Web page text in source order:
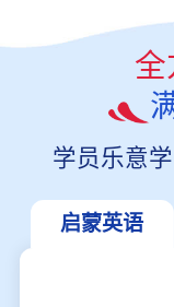
全
学员乐意
启蒙英语